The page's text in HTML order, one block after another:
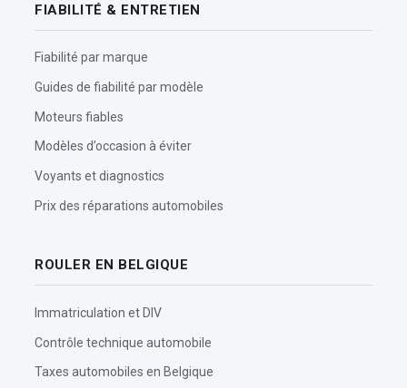
FIABILITÉ & ENTRETIEN
Fiabilité par marque
Guides de fiabilité par modèle
Moteurs fiables
Modèles d’occasion à éviter
Voyants et diagnostics
Prix des réparations automobiles
ROULER EN BELGIQUE
Immatriculation et DIV
Contrôle technique automobile
Taxes automobiles en Belgique